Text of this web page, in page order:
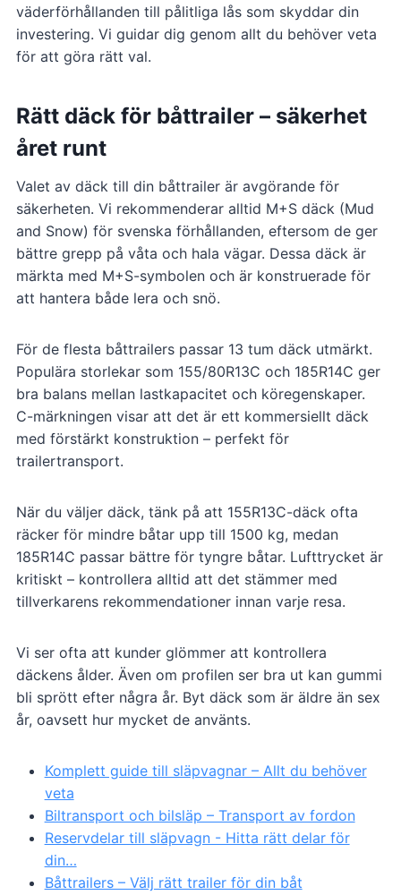
väderförhållanden till pålitliga lås som skyddar din
investering. Vi guidar dig genom allt du behöver veta
för att göra rätt val.
Rätt däck för båttrailer – säkerhet
året runt
Valet av däck till din båttrailer är avgörande för
säkerheten. Vi rekommenderar alltid M+S däck (Mud
and Snow) för svenska förhållanden, eftersom de ger
bättre grepp på våta och hala vägar. Dessa däck är
märkta med M+S-symbolen och är konstruerade för
att hantera både lera och snö.
För de flesta båttrailers passar 13 tum däck utmärkt.
Populära storlekar som 155/80R13C och 185R14C ger
bra balans mellan lastkapacitet och köregenskaper.
C-märkningen visar att det är ett kommersiellt däck
med förstärkt konstruktion – perfekt för
trailertransport.
När du väljer däck, tänk på att 155R13C-däck ofta
räcker för mindre båtar upp till 1500 kg, medan
185R14C passar bättre för tyngre båtar. Lufttrycket är
kritiskt – kontrollera alltid att det stämmer med
tillverkarens rekommendationer innan varje resa.
Vi ser ofta att kunder glömmer att kontrollera
däckens ålder. Även om profilen ser bra ut kan gummi
bli sprött efter några år. Byt däck som är äldre än sex
år, oavsett hur mycket de använts.
Komplett guide till släpvagnar – Allt du behöver
veta
Biltransport och bilsläp – Transport av fordon
Reservdelar till släpvagn - Hitta rätt delar för
din…
Båttrailers – Välj rätt trailer för din båt